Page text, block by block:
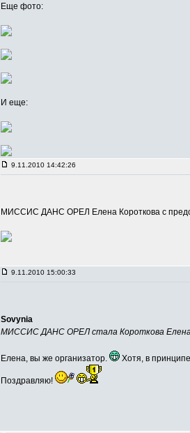
Еще фото:
И еще:
9.11.2010 14:42:26
МИССИС ДАНС ОРЕЛ Елена Короткова с
9.11.2010 15:00:33
Sovynia
МИССИС ДАНС ОРЕЛ стала Короткова
Елена, вы же организатор. Хотя, в
Поздравляю!